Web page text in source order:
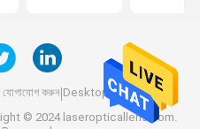
যোগাযোগ করুন Desktop Site
© 2024 laseropticallens.com.